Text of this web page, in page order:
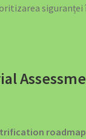
siguranței
roadmap